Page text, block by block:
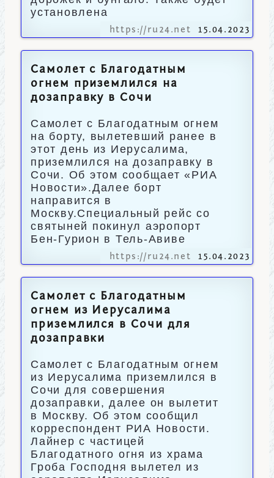
установлена
https://ru24.net 15.04.2023
Самолет с Благодатным
огнем приземлился на
дозаправку в Сочи
Самолет с Благодатным огнем
на борту, вылетевший ранее в
этот день из Иерусалима,
приземлился на дозаправку в
Сочи. Об этом сообщает «РИА
Новости».Далее борт
направится в
Москву.Специальный рейс со
святыней покинул аэропорт
Бен-Гурион в Тель-Авиве
https://ru24.net 15.04.2023
Самолет с Благодатным
огнем из Иерусалима
приземлился в Сочи для
дозаправки
Самолет с Благодатным огнем
из Иерусалима приземлился в
Сочи для совершения
дозаправки, далее он вылетит
в Москву. Об этом сообщил
корреспондент РИА Новости.
Лайнер с частицей
Благодатного огня из храма
Гроба Господня вылетел из